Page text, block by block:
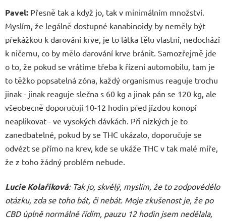
Pavel: Přesně tak a když jo, tak v minimálním množství.
Myslím, že legálně dostupné kanabinoidy by neměly být
překážkou k darování krve, je to látka tělu vlastní, nedochází
k ničemu, co by mělo darování krve bránit. Samozřejmě jde
o to, že pokud se vrátíme třeba k řízení automobilu, tam je
to těžko popsatelná zóna, každý organismus reaguje trochu
jinak - jinak reaguje slečna s 60 kg a jinak pán se 120 kg, ale
všeobecně doporučuji 10-12 hodin před jízdou konopí
neaplikovat - ve vysokých dávkách. Při nízkých je to
zanedbatelné, pokud by se THC ukázalo, doporučuje se
odvézt se přímo na krev, kde se ukáže THC v tak malé míře,
že z toho žádný problém nebude.
Lucie Kolaříková: Tak jo, skvělý, myslím, že to zodpovědělo
otázku, zda se toho bát, či nebát. Moje zkušenost je, že po
CBD úplně normálně řídím, pauzu 12 hodin jsem nedělala,